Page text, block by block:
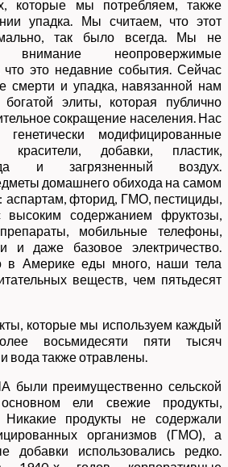
которые мы потребляем, также
упадка. Мы считаем, что этот
так было всегда. Мы не
неопровержимые
что это недавние события. Сейчас
смерти и упадка, навязанной нам
элиты, которая публично
сокращение населения. Нас
модифицированные
добавки, пластик,
и загрязненный воздух.
домашнего обихода на самом
аспартам, фторид, ГМО, пестициды,
высоким содержанием фруктозы,
мобильные телефоны,
и даже базовое электричество.
в Америке еды много, наши тела
веществ, чем пятьдесят
которые мы используем каждый
восьмидесяти пяти тысяч
вода также отравлены.
были преимущественно сельской
ели свежие продукты,
продукты не содержали
организмов (ГМО), а
добавки использовались редко.